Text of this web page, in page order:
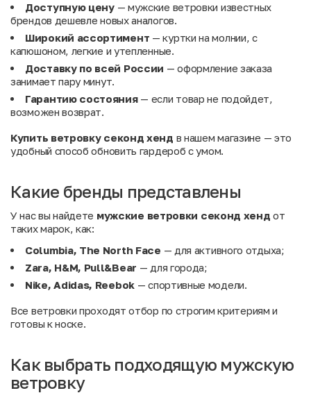
Доступную цену— мужские ветровки известных
брендов дешевле новых аналогов.
Широкий ассортимент — куртки на молнии, с
капюшоном, легкие и утепленные.
Доставку по всей России — оформление заказа
занимает пару минут.
Гарантию состояния— если товар не подойдет,
возможен возврат.
Купить ветровку секонд хенд в нашем магазине — это
удобный способ обновить гардероб с умом.
Какие бренды представлены
У нас вы найдете мужские ветровки секонд хенд от
таких марок, как:
Columbia, The North Face — для активного отдыха;
Zara, H&M, Pull&Bear — для города;
Nike, Adidas, Reebok — спортивные модели.
Все ветровки проходят отбор по строгим критериям и
готовы к носке.
Как выбрать подходящую мужскую
ветровку